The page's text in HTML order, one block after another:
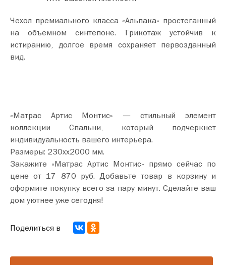
Чехол премиального класса «Альпака» простеганный
на объемном синтепоне. Трикотаж устойчив к
истиранию, долгое время сохраняет первозданный
вид.
«Матрас Артис Монтис» — стильный элемент
коллекции Спальни, который подчеркнет
индивидуальность вашего интерьера.
Размеры: 230хх2000 мм.
Закажите «Матрас Артис Монтис» прямо сейчас по
цене от 17 870 руб. Добавьте товар в корзину и
оформите покупку всего за пару минут. Сделайте ваш
дом уютнее уже сегодня!
Поделиться в